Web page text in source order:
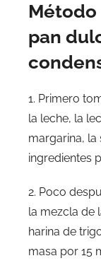
pan
1. Primero
la leche, la
margarina,
ingredientes
2. Poco
la mezcla de
harina de
masa por 15